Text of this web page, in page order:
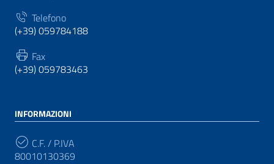
Telefono
(+39) 059784188
Fax
(+39) 059783463
INFORMAZIONI
C.F. / P.IVA
80010130369